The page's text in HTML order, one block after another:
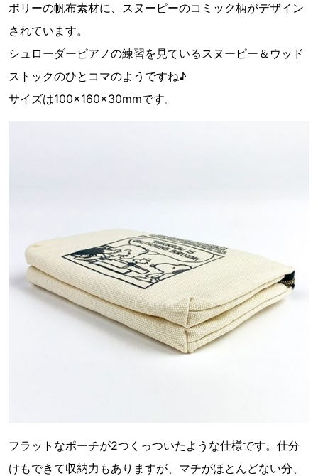
ボリーの帆布素材に、スヌーピーのコミック柄がデザイン
されています。
シュローダーピアノの練習を見ているスヌーピー＆ウッド
ストックのひとコマのようですね♪
サイズは100×160×30mmです。
フラットなポーチが2つくっついたような仕様です。仕分
けもできて収納力もありますが、マチがほとんどない分、